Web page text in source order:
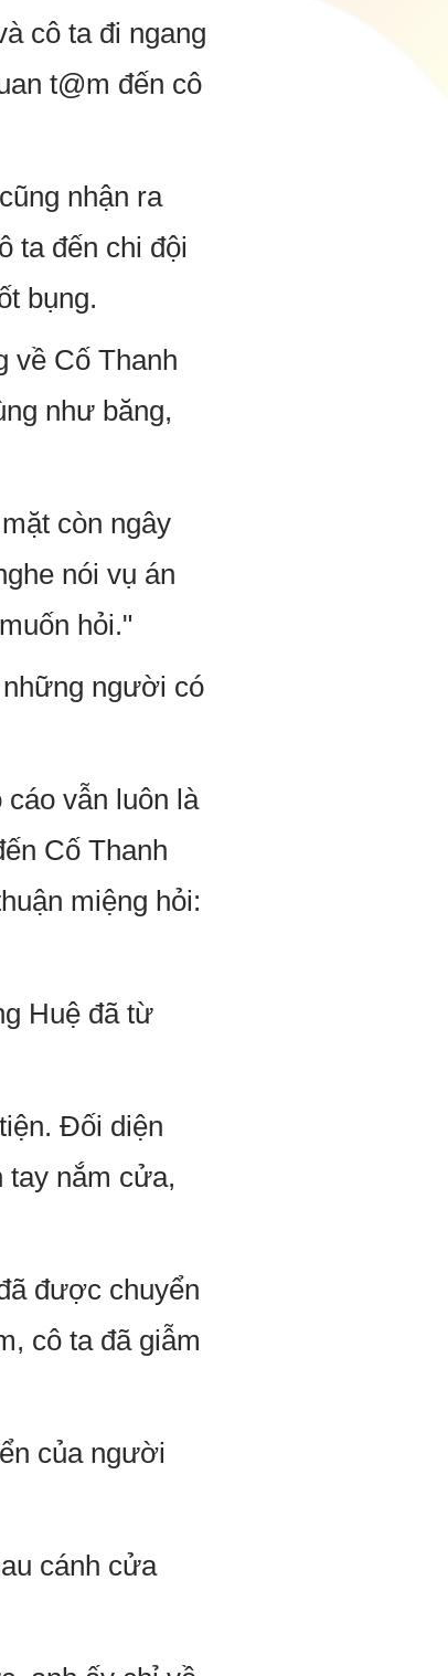
cô ta đi ngang
t@m đến cô
nhận ra
ta đến chi đội
bụng.
về Cố Thanh
như băng,
còn ngây
nói vụ án
hỏi."
người có
vẫn luôn là
Cố Thanh
miệng hỏi:
Huệ đã từ
Đối diện
tay nắm cửa,
được chuyển
cô ta đã giẫm
của người
cánh cửa